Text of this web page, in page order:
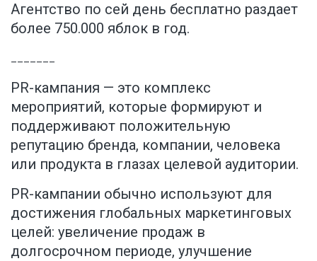
Агентство по сей день бесплатно раздает
более 750.000 яблок в год.
PR-кампания — это комплекс
мероприятий, которые формируют и
поддерживают положительную
репутацию бренда, компании, человека
или продукта в глазах целевой аудитории.
PR-кампании обычно используют для
достижения глобальных маркетинговых
целей: увеличение продаж в
долгосрочном периоде, улучшение